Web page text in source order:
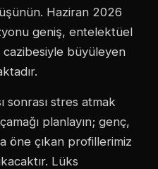
Haziran 2026
geniş, entelektüel
büyüleyen
sonrası stres atmak
planlayın; genç,
öne çıkan profillerimiz
Lüks